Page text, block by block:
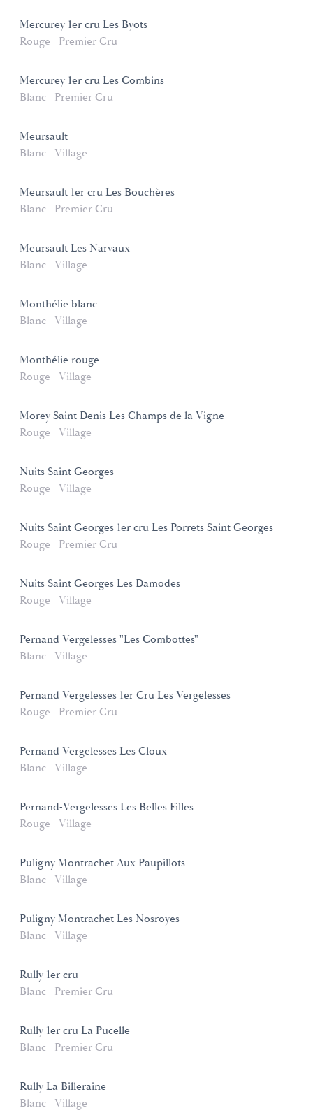
Mercurey 1er cru Les Byots
Rouge
Premier Cru
Mercurey 1er cru Les Combins
Blanc
Premier Cru
Meursault
Blanc
Village
Meursault 1er cru Les Bouchères
Blanc
Premier Cru
Meursault Les Narvaux
Blanc
Village
Monthélie blanc
Blanc
Village
Monthélie rouge
Rouge
Village
Morey Saint Denis Les Champs de la Vigne
Rouge
Village
Nuits Saint Georges
Rouge
Village
Nuits Saint Georges 1er cru Les Porrets Saint Georges
Rouge
Premier Cru
Nuits Saint Georges Les Damodes
Rouge
Village
Pernand Vergelesses "Les Combottes"
Blanc
Village
Pernand Vergelesses 1er Cru Les Vergelesses
Rouge
Premier Cru
Pernand Vergelesses Les Cloux
Blanc
Village
Pernand-Vergelesses Les Belles Filles
Rouge
Village
Puligny Montrachet Aux Paupillots
Blanc
Village
Puligny Montrachet Les Nosroyes
Blanc
Village
Rully 1er cru
Blanc
Premier Cru
Rully 1er cru La Pucelle
Blanc
Premier Cru
Rully La Billeraine
Blanc
Village